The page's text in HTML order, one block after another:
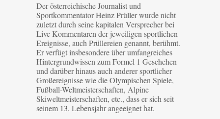
Der österreichische Journalist und
Sportkommentator Heinz Prüller wurde nicht
zuletzt durch seine kapitalen Versprecher bei
Live Kommentaren der jeweiligen sportlichen
Ereignisse, auch Prüllereien genannt, berühmt.
Er verfügt insbesondere über umfangreiches
Hintergrundwissen zum Formel 1 Geschehen
und darüber hinaus auch anderer sportlicher
Großereignisse wie die Olympischen Spiele,
Fußball-Weltmeisterschaften, Alpine
Skiweltmeisterschaften, etc., dass er sich seit
seinem 13. Lebensjahr angeeignet hat.